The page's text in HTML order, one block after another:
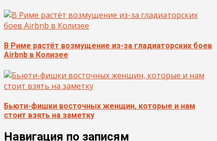
В Риме растёт возмущение из-за гладиаторских боев
Airbnb в Колизее
Бьюти-фишки восточных женщин, которые и нам
стоит взять на заметку
Навигация по записям